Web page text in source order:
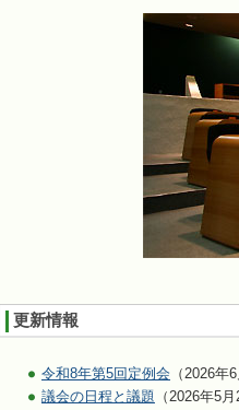
更新情報
令和8年第5回定例会 （2026年
議会の日程と議題 （2026年5